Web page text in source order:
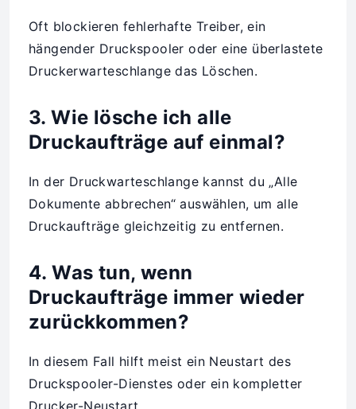
Oft blockieren fehlerhafte Treiber, ein
hängender Druckspooler oder eine überlastete
Druckerwarteschlange das Löschen.
3. Wie lösche ich alle
Druckaufträge auf einmal?
In der Druckwarteschlange kannst du „Alle
Dokumente abbrechen“ auswählen, um alle
Druckaufträge gleichzeitig zu entfernen.
4. Was tun, wenn
Druckaufträge immer wieder
zurückkommen?
In diesem Fall hilft meist ein Neustart des
Druckspooler-Dienstes oder ein kompletter
Drucker-Neustart.